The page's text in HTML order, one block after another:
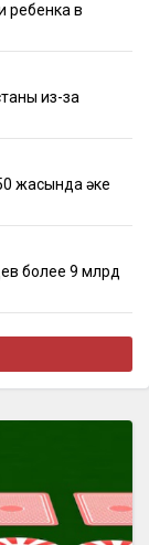
ребенка в
из-за
жасында әке
более 9 млрд